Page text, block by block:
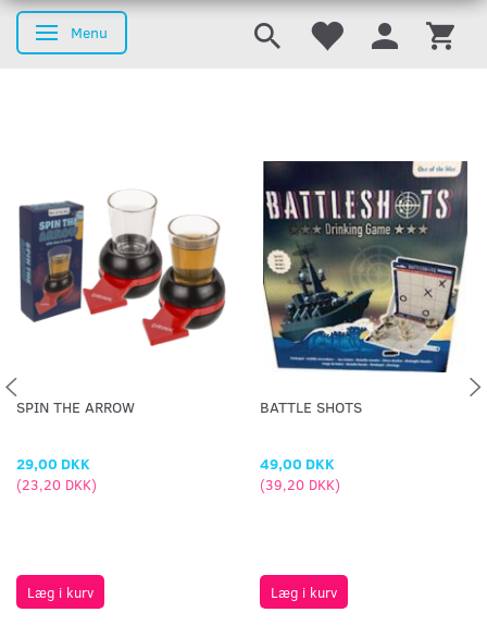
Skifte navigation
Menu
SPIN THE ARROW
29,00 DKK
(23,20 DKK)
Læg i kurv
BATTLE SHOTS
49,00 DKK
(39,20 DKK)
Læg i kurv